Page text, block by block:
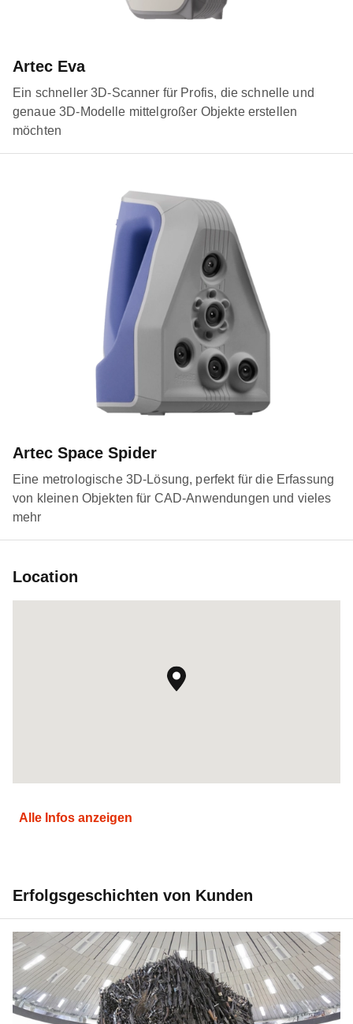
Artec Eva
Ein schneller 3D-Scanner für Profis, die schnelle und
genaue 3D-Modelle mittelgroßer Objekte erstellen
möchten
Artec Space Spider
Eine metrologische 3D-Lösung, perfekt für die Erfassung
von kleinen Objekten für CAD-Anwendungen und vieles
mehr
Location
Alle Infos anzeigen
Erfolgsgeschichten von Kunden